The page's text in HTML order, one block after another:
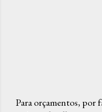
Para orçamentos, por